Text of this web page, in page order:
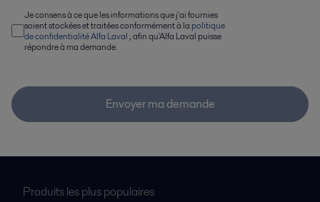
Je consens à ce que les informations que j'ai fournies
soient stockées et traitées conformément à la politique
de confidentialité Alfa Laval , afin qu'Alfa Laval puisse
répondre à ma demande.
Envoyer ma demande
Produits les plus populaires